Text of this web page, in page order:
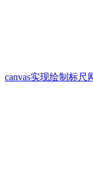
canvas实现绘制标尺